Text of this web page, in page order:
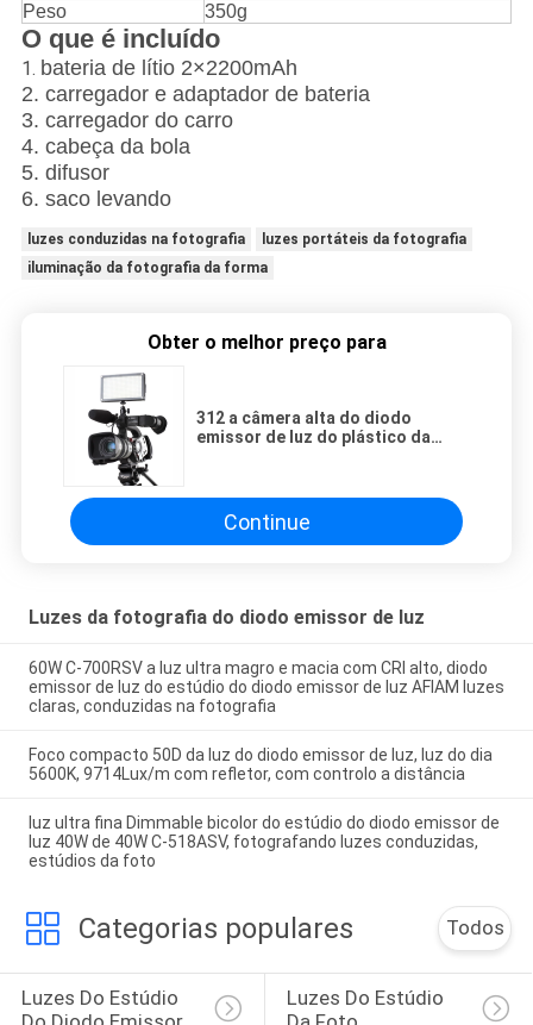
Peso
350g
O que é incluído
1. bateria de lítio 2×2200mAh
2. carregador e adaptador de bateria
3. carregador do carro
4. cabeça da bola
5. difusor
6. saco levando
luzes conduzidas na fotografia
luzes portáteis da fotografia
iluminação da fotografia da forma
Obter o melhor preço para
312 a câmera alta do diodo
emissor de luz do plástico da
luz do diodo emissor de luz da
câmara de vídeo da cor do Bi
Continue
Luzes da fotografia do diodo emissor de luz
60W C-700RSV a luz ultra magro e macia com CRI alto, diodo
emissor de luz do estúdio do diodo emissor de luz AFIAM luzes
claras, conduzidas na fotografia
Foco compacto 50D da luz do diodo emissor de luz, luz do dia
5600K, 9714Lux/m com refletor, com controlo a distância
luz ultra fina Dimmable bicolor do estúdio do diodo emissor de
luz 40W de 40W C-518ASV, fotografando luzes conduzidas,
estúdios da foto
Categorias populares Todos
Luzes Do Estúdio
Luzes Do Estúdio